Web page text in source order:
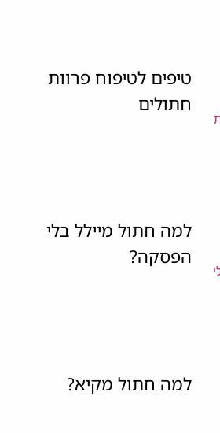
טיפים לטיפוח פרוות
חתולים
למה חתול מיילל בלי
הפסקה?
למה חתול מקיא?